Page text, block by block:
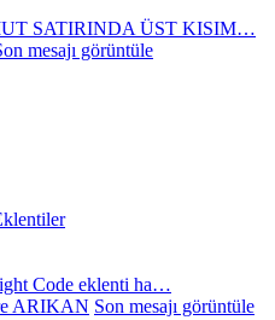
SATIRINDA ÜST KISIM…
mesajı görüntüle
Code eklenti ha…
ARIKAN Son mesajı görüntüle